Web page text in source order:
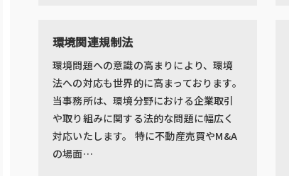
環境関連規制法
環境問題への意識の高まりにより、環境
法への対応も世界的に高まっております。
当事務所は、環境分野における企業取引
や取り組みに関する法的な問題に幅広く
対応いたします。 特に不動産売買やM&A
の場面…